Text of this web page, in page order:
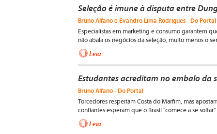
Seleção é imune à disputa entre
Bruno Alfano e Evandro Lima Rodrigues - Do Portal
Especialistas em marketing e consumo garantem
não abala os negócios da seleção, muito menos o
Leia
Estudantes acreditam no embalo da
Bruno Alfano - Do Portal
Torcedores respeitam Costa do Marfim, mas
confiantes esperam que o Brasil "comece a se
Leia